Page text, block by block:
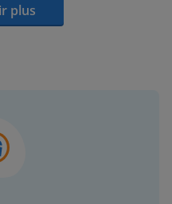
plus